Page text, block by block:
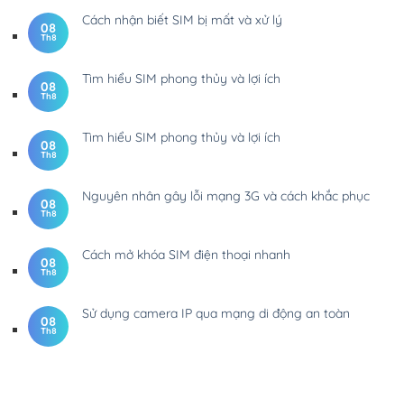
08
Th8
Cách nhận biết SIM bị mất và xử lý
08
Th8
Tìm hiểu SIM phong thủy và lợi ích
08
Th8
Tìm hiểu SIM phong thủy và lợi ích
08
Th8
Nguyên nhân gây lỗi mạng 3G và cách khắc phục
08
Th8
Cách mở khóa SIM điện thoại nhanh
08
Th8
Sử dụng camera IP qua mạng di động an toàn